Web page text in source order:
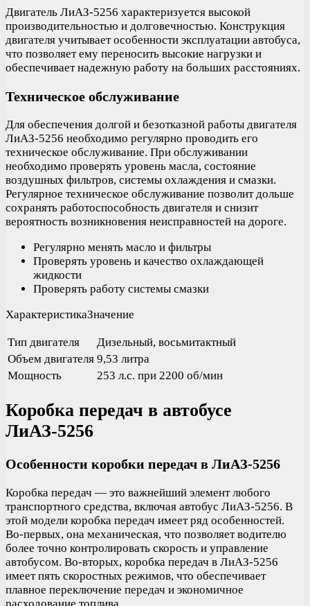
Двигатель ЛиАЗ-5256 характеризуется высокой
производительностью и долговечностью. Конструкция
двигателя учитывает особенности эксплуатации автобуса,
что позволяет ему переносить высокие нагрузки и
обеспечивает надежную работу на больших расстояниях.
Техническое обслуживание
Для обеспечения долгой и безотказной работы двигателя
ЛиАЗ-5256 необходимо регулярно проводить его
техническое обслуживание. При обслуживании
необходимо проверять уровень масла, состояние
воздушных фильтров, системы охлаждения и смазки.
Регулярное техническое обслуживание позволит дольше
сохранять работоспособность двигателя и снизит
вероятность возникновения неисправностей на дороге.
Регулярно менять масло и фильтры
Проверять уровень и качество охлаждающей
жидкости
Проверять работу системы смазки
ХарактеристикаЗначение
Тип двигателя
Дизельный, восьмитактный
Объем двигателя 9,53 литра
Мощность
253 л.с. при 2200 об/мин
Коробка передач в автобусе
ЛиАЗ-5256
Особенности коробки передач в ЛиАЗ-5256
Коробка передач — это важнейший элемент любого
транспортного средства, включая автобус ЛиАЗ-5256. В
этой модели коробка передач имеет ряд особенностей.
Во-первых, она механическая, что позволяет водителю
более точно контролировать скорость и управление
автобусом. Во-вторых, коробка передач в ЛиАЗ-5256
имеет пять скоростных режимов, что обеспечивает
плавное переключение передач и экономичное
расходование топлива.